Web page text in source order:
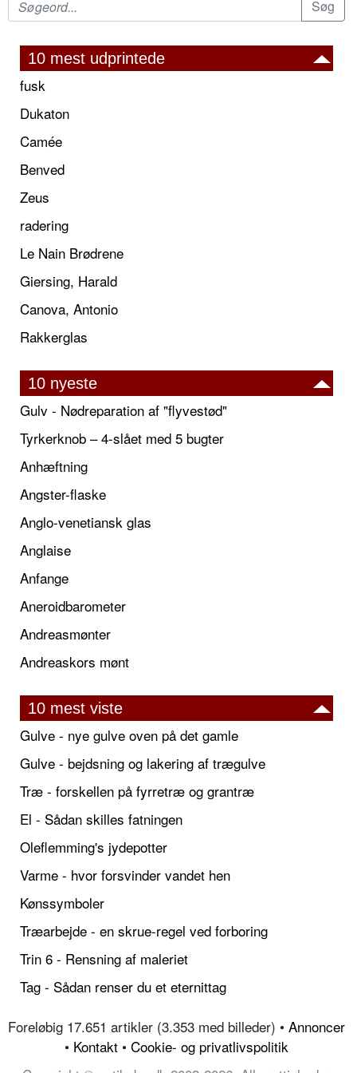
10 mest udprintede
fusk
Dukaton
Camée
Benved
Zeus
radering
Le Nain Brødrene
Giersing, Harald
Canova, Antonio
Rakkerglas
10 nyeste
Gulv - Nødreparation af "flyvestød"
Tyrkerknob – 4-slået med 5 bugter
Anhæftning
Angster-flaske
Anglo-venetiansk glas
Anglaise
Anfange
Aneroidbarometer
Andreasmønter
Andreaskors mønt
10 mest viste
Gulve - nye gulve oven på det gamle
Gulve - bejdsning og lakering af trægulve
Træ - forskellen på fyrretræ og grantræ
El - Sådan skilles fatningen
Oleflemming's jydepotter
Varme - hvor forsvinder vandet hen
Kønssymboler
Træarbejde - en skrue-regel ved forboring
Trin 6 - Rensning af maleriet
Tag - Sådan renser du et eternittag
Foreløbig 17.651 artikler (3.353 med billeder) • Annoncer
• Kontakt • Cookie- og privatlivspolitik